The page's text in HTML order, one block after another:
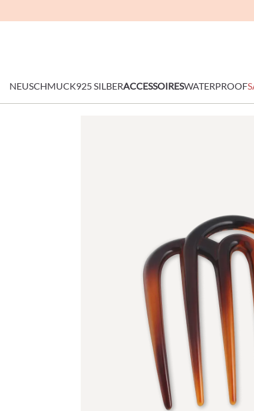
NEUSCHMUCK925 SILBERACCESSOIRESWATERPROOF